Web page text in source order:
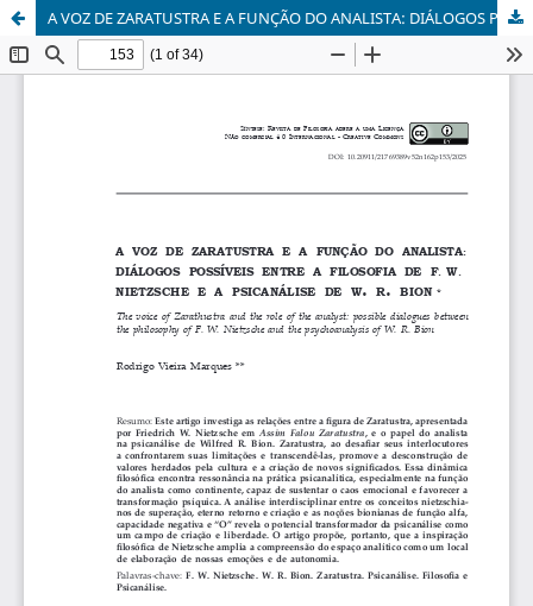
A VOZ DE ZARATUSTRA E A FUNÇÃO DO ANALISTA: DIÁLOGOS POSSÍVEIS ENTRE A FILOSOFIA DE F. W. NIETZSCHE E A PSICANÁLISE DE W. R. BION